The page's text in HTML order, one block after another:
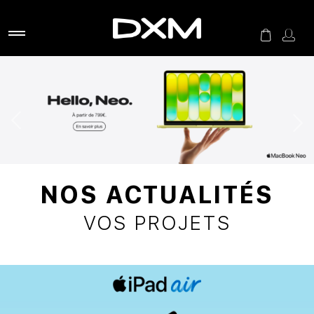
NOS ACTUALITÉS
VOS PROJETS